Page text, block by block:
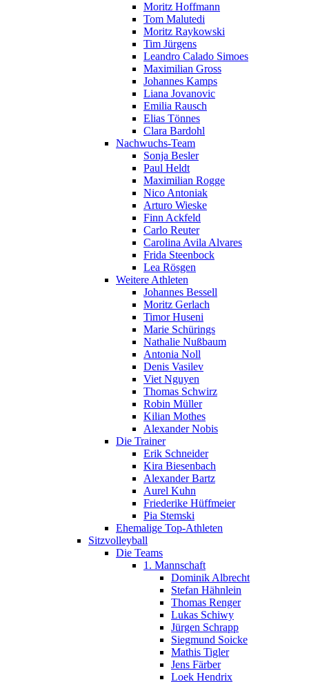
Moritz Hoffmann
Tom Malutedi
Moritz Raykowski
Tim Jürgens
Leandro Calado Simoes
Maximilian Gross
Johannes Kamps
Liana Jovanovic
Emilia Rausch
Elias Tönnes
Clara Bardohl
Nachwuchs-Team
Sonja Besler
Paul Heldt
Maximilian Rogge
Nico Antoniak
Arturo Wieske
Finn Ackfeld
Carlo Reuter
Carolina Avila Alvares
Frida Steenbock
Lea Rösgen
Weitere Athleten
Johannes Bessell
Moritz Gerlach
Timor Huseni
Marie Schürings
Nathalie Nußbaum
Antonia Noll
Denis Vasilev
Viet Nguyen
Thomas Schwirz
Robin Müller
Kilian Mothes
Alexander Nobis
Die Trainer
Erik Schneider
Kira Biesenbach
Alexander Bartz
Aurel Kuhn
Friederike Hüffmeier
Pia Stemski
Ehemalige Top-Athleten
Sitzvolleyball
Die Teams
1. Mannschaft
Dominik Albrecht
Stefan Hähnlein
Thomas Renger
Lukas Schiwy
Jürgen Schrapp
Siegmund Soicke
Mathis Tigler
Jens Färber
Loek Hendrix